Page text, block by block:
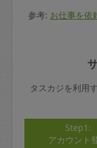
参考: お仕事を依
タスカジを利用
Step1:
アカウント